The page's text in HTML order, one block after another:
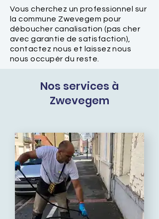
Vous cherchez un professionnel sur
la commune Zwevegem pour
déboucher canalisation (pas cher
avec garantie de satisfaction),
contactez nous et laissez nous
nous occupér du reste.
Nos services à
Zwevegem